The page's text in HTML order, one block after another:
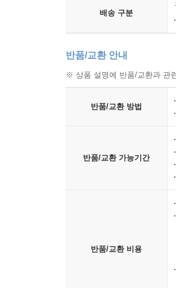
배송 구분
반품/교환 안내
※ 상품 설명에 반품/교환과 관
반품/교환 방법
반품/교환 가능기간
반품/교환 비용